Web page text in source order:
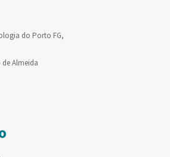
do Porto FG,
Almeida